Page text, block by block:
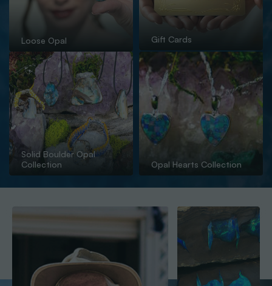
Loose Opal Gift Cards
Solid Boulder Opal
Collection
Opal Hearts Collection